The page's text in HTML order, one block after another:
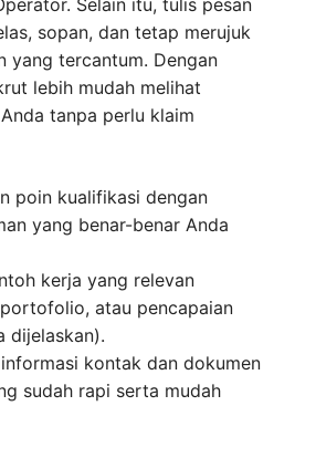
Selain itu, tulis pesan
sopan, dan tetap merujuk
yang tercantum. Dengan
lebih mudah melihat
tanpa perlu klaim
poin kualifikasi dengan
yang benar-benar Anda
kerja yang relevan
atau pencapaian
dijelaskan).
kontak dan dokumen
sudah rapi serta mudah